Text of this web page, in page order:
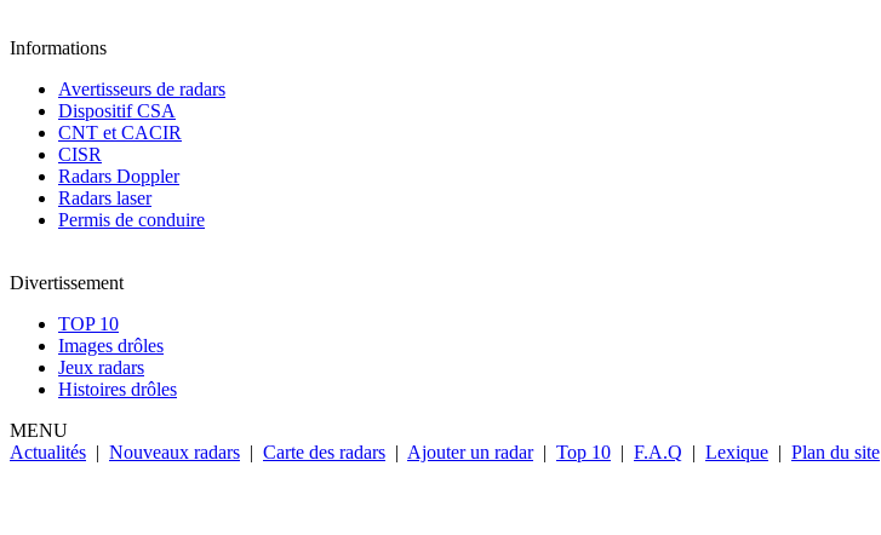
Informations
Avertisseurs de radars
Dispositif CSA
CNT et CACIR
CISR
Radars Doppler
Radars laser
Permis de conduire
Divertissement
TOP 10
Images drôles
Jeux radars
Histoires drôles
MENU
Actualités | Nouveaux radars | Carte des radars | Ajouter un radar | Top 10 | F.A.Q | Lexique | Plan du site